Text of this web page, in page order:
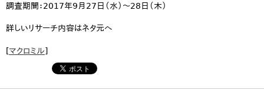
調査期間：2017年9月27日（水）～28日（木）
詳しいリサーチ内容はネタ元へ
[マクロミル]